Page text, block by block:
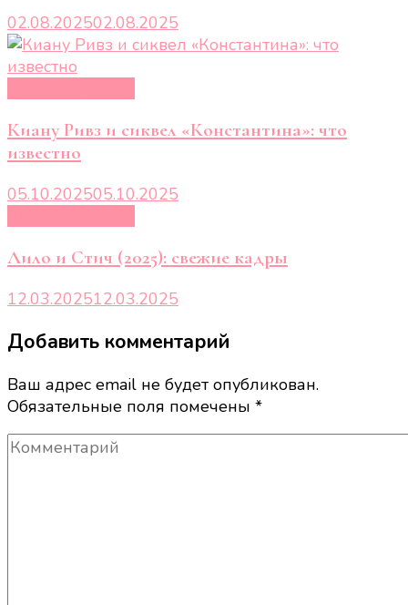
02.08.202502.08.2025
Киану Ривз и сиквел «Константина»: что
известно
05.10.202505.10.2025
Лило и Стич (2025): свежие кадры
12.03.202512.03.2025
Добавить комментарий
Ваш адрес email не будет опубликован.
Обязательные поля помечены *
Комментарий